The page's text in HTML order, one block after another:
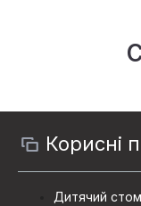
Корисні
Дитячий